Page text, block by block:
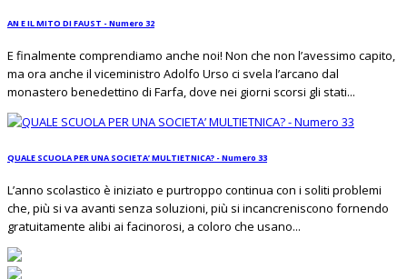
AN E IL MITO DI FAUST - Numero 32
E finalmente comprendiamo anche noi! Non che non l’avessimo capito,
ma ora anche il viceministro Adolfo Urso ci svela l’arcano dal
monastero benedettino di Farfa, dove nei giorni scorsi gli stati...
QUALE SCUOLA PER UNA SOCIETA’ MULTIETNICA? - Numero 33
L’anno scolastico è iniziato e purtroppo continua con i soliti problemi
che, più si va avanti senza soluzioni, più si incancreniscono fornendo
gratuitamente alibi ai facinorosi, a coloro che usano...